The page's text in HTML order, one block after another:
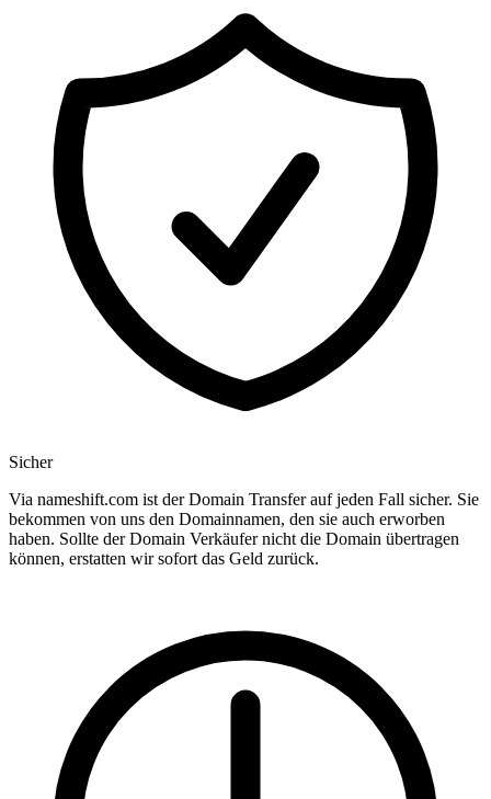
Sicher
Via nameshift.com ist der Domain Transfer auf jeden Fall sicher. Sie
bekommen von uns den Domainnamen, den sie auch erworben
haben. Sollte der Domain Verkäufer nicht die Domain übertragen
können, erstatten wir sofort das Geld zurück.